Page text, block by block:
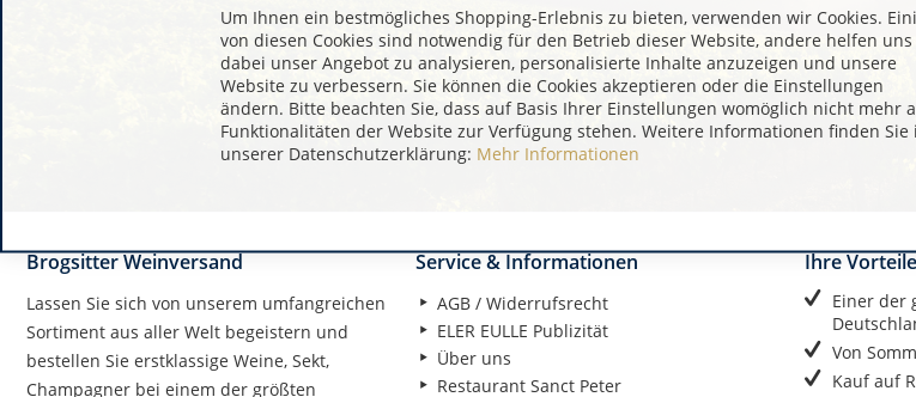
Brogsitter Weinversand
Lassen Sie sich von unserem umfangreichen
Sortiment aus aller Welt begeistern und
bestellen Sie erstklassige Weine, Sekt,
Champagner bei einem der größten
Service & Informationen
AGB / Widerrufsrecht
ELER EULLE Publizität
Über uns
Restaurant Sanct Peter
Ihre Vorteile
Einer der
Von
Kauf auf
Um Ihnen ein bestmögliches Shopping-Erlebnis zu bieten, verwenden wir Cookies.
von diesen Cookies sind notwendig für den Betrieb dieser Website, andere helfen uns
dabei unser Angebot zu analysieren, personalisierte Inhalte anzuzeigen und unsere
Website zu verbessern. Sie können die Cookies akzeptieren oder die Einstellungen
ändern. Bitte beachten Sie, dass auf Basis Ihrer Einstellungen womöglich nicht mehr
Funktionalitäten der Website zur Verfügung stehen. Weitere Informationen finden Sie
unserer Datenschutzerklärung: Mehr Informationen